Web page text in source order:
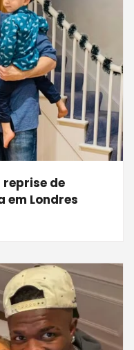
de
em Londres